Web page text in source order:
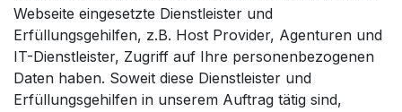
Webseite eingesetzte Dienstleister und
Erfüllungsgehilfen, z.B. Host Provider, Agenturen und
IT-Dienstleister, Zugriff auf Ihre personenbezogenen
Daten haben. Soweit diese Dienstleister und
Erfüllungsgehilfen in unserem Auftrag tätig sind,